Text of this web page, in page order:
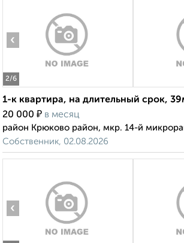
2/6
‹
1-к квартира, на длительный срок,
20 000 ₽ в месяц
район Крюково район, мкр. 14-й
Собственник, 02.08.2026
‹